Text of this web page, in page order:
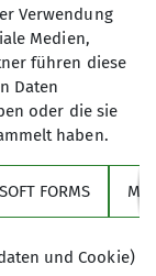
Verwendung
Medien,
führen diese
Daten
oder die sie
haben.
FORMS
und Cookie)